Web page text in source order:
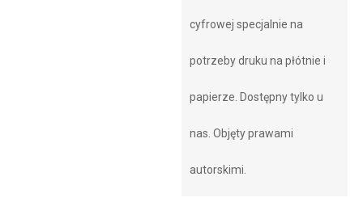
cyfrowej specjalnie na
potrzeby druku na płótnie i
papierze. Dostępny tylko u
nas. Objęty prawami
autorskimi.